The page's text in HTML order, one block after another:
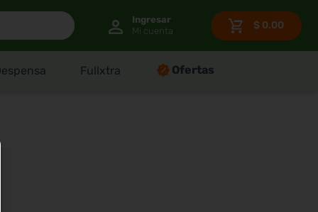
$ 0.00
Fullxtra Ofertas